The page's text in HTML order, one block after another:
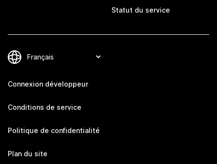
Statut du service
Connexion développeur
Conditions de service
Politique de confidentialité
Plan du site